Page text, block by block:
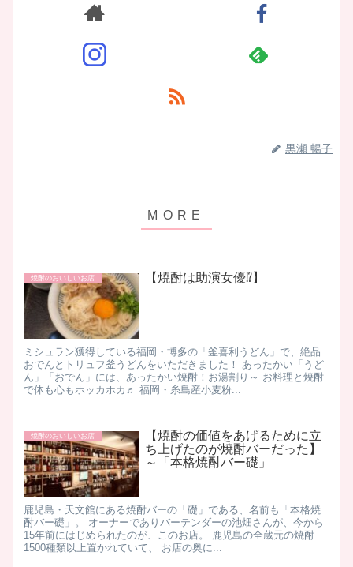
黒瀬 暢子
焼酎のおいしいお店 【焼酎は助演女優⁉️】
ミシュラン獲得している福岡・博多の「釜喜利うどん」で、絶品
おでんとトリュフ釜うどんをいただきました！ あったかい「うど
ん」「おでん」には、あったかい焼酎！お湯割り～ お料理と焼酎
で体も心もホッカホカ♬ 福岡・糸島産小麦粉...
焼酎のおいしいお店
【焼酎の価値をあげるために立
ち上げたのが焼酎バーだった】
～「本格焼酎バー礎」
鹿児島・天文館にある焼酎バーの「礎」である、名前も「本格焼
酎バー礎」。 オーナーでありバーテンダーの池畑さんが、今から
15年前にはじめられたのが、このお店。 鹿児島の全蔵元の焼酎
1500種類以上置かれていて、 お店の奥に...